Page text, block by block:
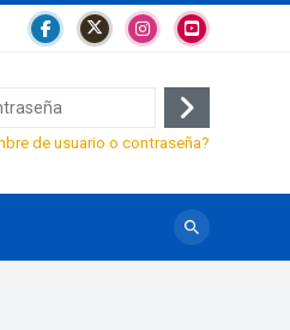
Acceder
de usuario o contraseña?
Buscar